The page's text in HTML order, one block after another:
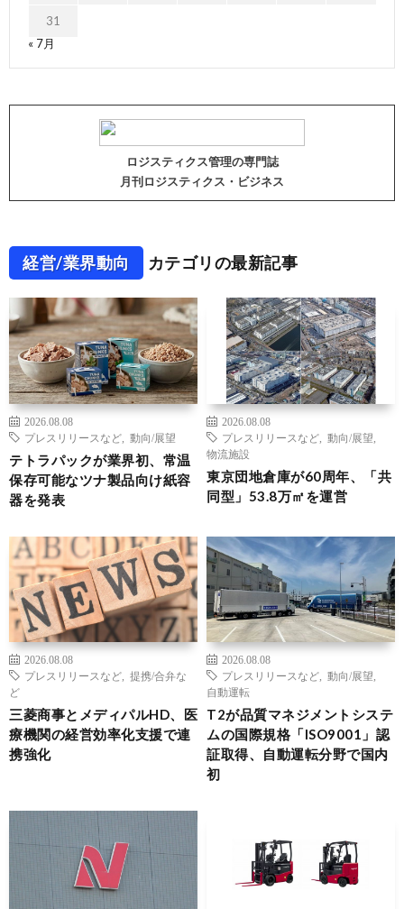
31
« 7月
ロジスティクス管理の専門誌
月刊ロジスティクス・ビジネス
経営/業界動向 カテゴリの最新記事
2026.08.08
プレスリリースなど
動向/展望
テトラパックが業界初、常温
保存可能なツナ製品向け紙容
器を発表
2026.08.08
プレスリリースなど
動向/展望
物流施設
東京団地倉庫が60周年、「共
同型」53.8万㎡を運営
2026.08.08
プレスリリースなど
提携/合弁な
ど
三菱商事とメディパルHD、医
療機関の経営効率化支援で連
携強化
2026.08.08
プレスリリースなど
動向/展望
自動運転
T2が品質マネジメントシステ
ムの国際規格「ISO9001」認
証取得、自動運転分野で国内
初